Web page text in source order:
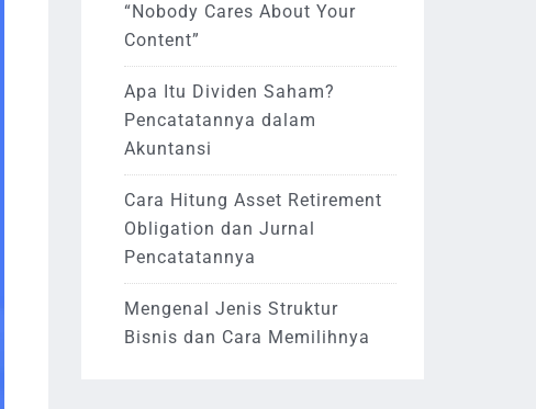
“Nobody Cares About Your
Content”
Apa Itu Dividen Saham?
Pencatatannya dalam
Akuntansi
Cara Hitung Asset Retirement
Obligation dan Jurnal
Pencatatannya
Mengenal Jenis Struktur
Bisnis dan Cara Memilihnya